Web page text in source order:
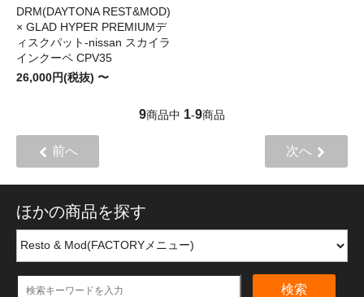
DRM(DAYTONA REST&MOD)
× GLAD HYPER PREMIUMデ
ィスクパット-nissan スカイラ
インクーペ CPV35
26,000円(税抜) 〜
9商品中 1-9商品
前へ 次へ
ほかの商品を探す
検索